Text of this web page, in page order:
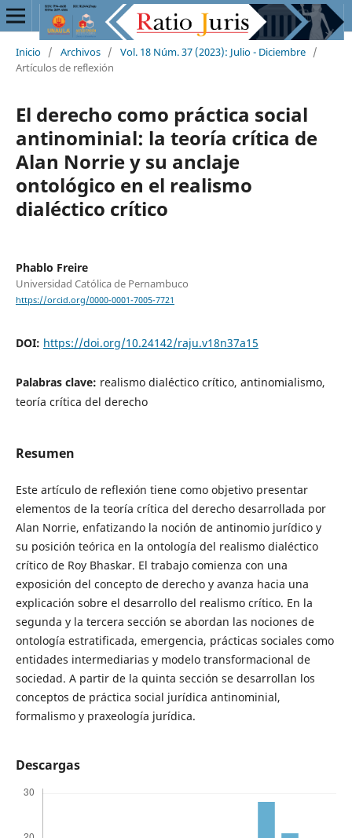
Inicio / Archivos / Vol. 18 Núm. 37 (2023): Julio - Diciembre /
Artículos de reflexión
El derecho como práctica social
antinominial: la teoría crítica de
Alan Norrie y su anclaje
ontológico en el realismo
dialéctico crítico
Phablo Freire
Universidad Católica de Pernambuco
https://orcid.org/0000-0001-7005-7721
DOI: https://doi.org/10.24142/raju.v18n37a15
Palabras clave: realismo dialéctico crítico, antinomialismo,
teoría crítica del derecho
Resumen
Este artículo de reflexión tiene como objetivo presentar
elementos de la teoría crítica del derecho desarrollada por
Alan Norrie, enfatizando la noción de antinomio jurídico y
su posición teórica en la ontología del realismo dialéctico
crítico de Roy Bhaskar. El trabajo comienza con una
exposición del concepto de derecho y avanza hacia una
explicación sobre el desarrollo del realismo crítico. En la
segunda y la tercera sección se abordan las nociones de
ontología estratificada, emergencia, prácticas sociales como
entidades intermediarias y modelo transformacional de
sociedad. A partir de la quinta sección se desarrollan los
conceptos de práctica social jurídica antinominial,
formalismo y praxeología jurídica.
Descargas